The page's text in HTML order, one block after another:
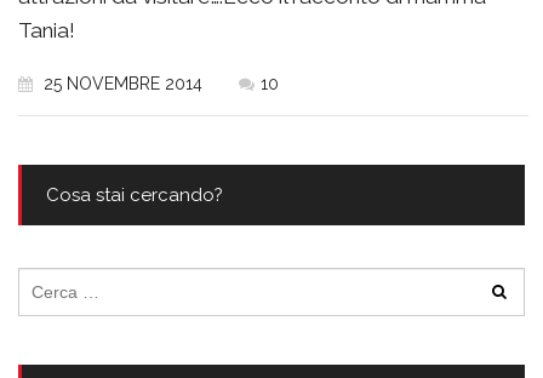
Tania!
25 NOVEMBRE 2014 10
Cosa stai cercando?
per: